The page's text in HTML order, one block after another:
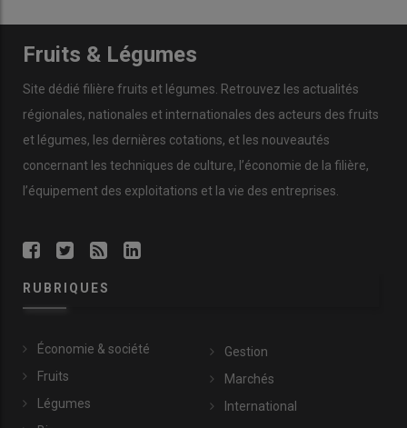
Fruits & Légumes
Site dédié filière fruits et légumes. Retrouvez les actualités
régionales, nationales et internationales des acteurs des fruits
et légumes, les dernières cotations, et les nouveautés
concernant les techniques de culture, l’économie de la filière,
l’équipement des exploitations et la vie des entreprises.
RUBRIQUES
Économie & société
Fruits
Légumes
Gestion
Marchés
International